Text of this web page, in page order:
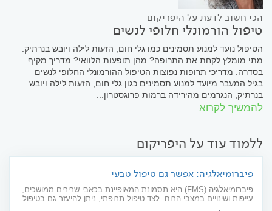
הכי חשוב לדעת על היפריקום
טיפול הורמונלי חלופי לנשים
הטיפול נועד למנוע תסמינים כמו גלי חום, הזעות לילה ויובש בנרתיק.
מתי מומלץ לקחת את התרופה? מהן תופעות הלוואי? מדריך מקיף
בסדרה: מדריכי תרופות נפוצות הטיפול ההורמונלי החלופי לנשים
בגיל המעבר מיועד למנוע תסמינים כגון גלי חום, הזעות לילה ויובש
בנרתיק, הנגרמים מהירידה ברמות פרוגסטרון...
להמשיך לקרוא
ללמוד עוד על היפריקום
פיברומיאלגיה: אפשר גם טיפול טבעי
פיברומיאלגיה (FMS) היא תסמונת המאופיינת בכאבי שרירים ממושכים,
עייפות ושינויים במצבי הרוח. לצד טיפול תרופתי, ניתן להיעזר גם בטיפול